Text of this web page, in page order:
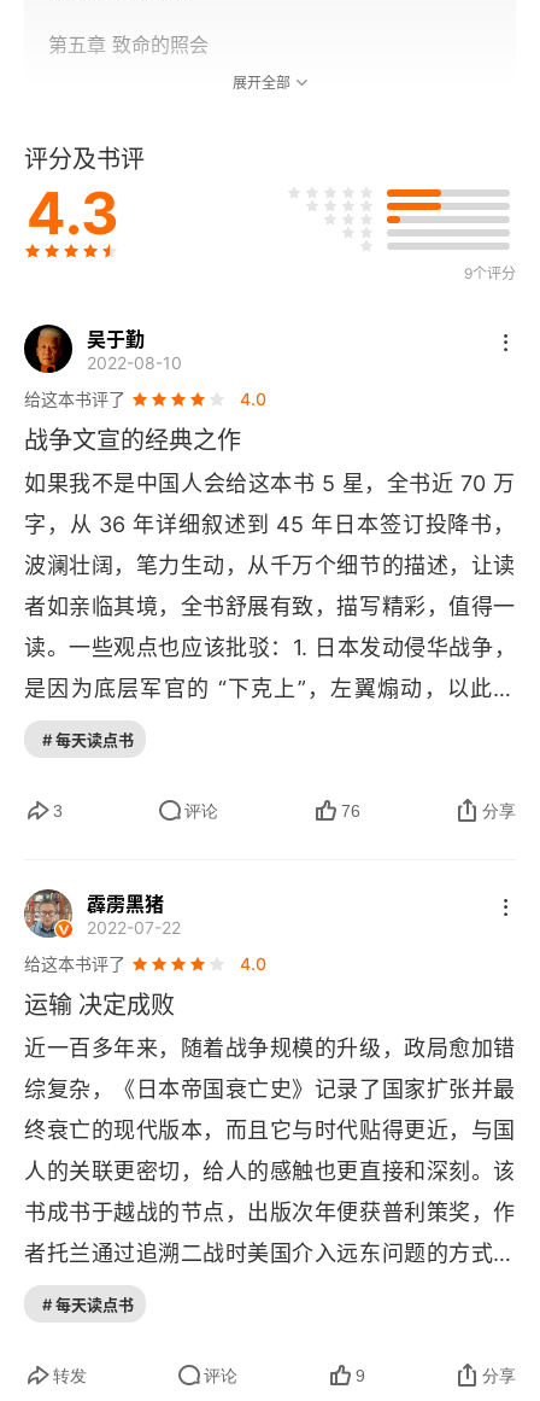
第五章 致命的照会
第七章 “战争到来的速度或将超出想象”
第三部 万岁
第九章 “我们眼前的艰难岁月”
第十章 “胜机虚无缥缈，败局近在眼前”
第十一章 “对他们施以仁慈就是延长战争”
第十二章 “无愧于心”
第十三章 转折
第十四章 “小本经营”行动
第十五章 绿色地狱
第十六章 “卑职罪该万死”
第五部 大军集结
第十八章 鼠辈与好汉
第十九章 向马里亚纳群岛进发
第二十章 “七生报国”
第二十一章 “不让任何人丧失勇气”
第二十二章 莱特湾之战
第二十三章 断颈岭之战
第二十四章 溃败
展开全部
评分及书评
4.3
9个评分
吴于勤
2022-08-10
给这本书评了
4.0
战争文宣的经典之作
如果我不是中国人会给这本书 5 星，全书近 70 万
字，从 36 年详细叙述到 45 年日本签订投降书，
波澜壮阔，笔力生动，从千万个细节的描述，让读
者如亲临其境，全书舒展有致，描写精彩，值得一
读。一些观点也应该批驳：1. 日本发动侵华战争，
是因为底层军官的 “下克上”，左翼煽动，以此为
“卢沟桥” 事变脱罪，入侵满洲国也是为了防止苏联
方读者，把南京大屠杀和在中国的暴行推给下层陆
美国要求日本全面退出中国，条件太苛刻，逼迫日
本不得不发动战争，作者娶个日本太太，情感上可
能认为日美不应该有此一战。3. 极力掩盖天皇裕仁
的战争罪责，把问题都推给军方内阁，陆海军的矛
盾（派系地域斗争）。全书对日本人一些性格描写
还是很精彩，日本人的含蓄和语焉不详，确实在和
直率的西方人沟通中影响效率（见书中日本占领新
加坡时日英交谈），集体主义的盲从（没有从狂热
民族主义描写），日美民族性格的冲突，看来美国
会对日长期驻军（骨子里的不信任），对太平洋战
争每场战役都有精彩讲述，对日本东京被燃烧弹轰
日本岛国思维，生存危机下想到的就是扩张，日本
# 每天读点书
3 评论 76 分享
霹雳黑猪
2022-07-22
给这本书评了
4.0
运输 决定成败
近一百多年来，随着战争规模的升级，政局愈加错
综复杂，《日本帝国衰亡史》记录了国家扩张并最
终衰亡的现代版本，而且它与时代贴得更近，与国
人的关联更密切，给人的感触也更直接和深刻。该
书成书于越战的节点，出版次年便获普利策奖，作
者托兰通过追溯二战时美国介入远东问题的方式，
也潜在地表达了对当时美国外交与军事行为的质
著作始终具备话题性和现实性，至今仍能为我们提
# 每天读点书
转发 评论 9 分享